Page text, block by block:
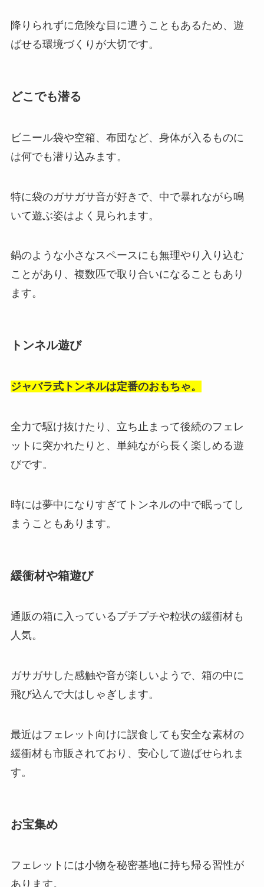
降りられずに危険な目に遭うこともあるため、遊
ばせる環境づくりが大切です。
どこでも潜る
ビニール袋や空箱、布団など、身体が入るものに
は何でも潜り込みます。
特に袋のガサガサ音が好きで、中で暴れながら鳴
いて遊ぶ姿はよく見られます。
鍋のような小さなスペースにも無理やり入り込む
ことがあり、複数匹で取り合いになることもあり
ます。
トンネル遊び
ジャバラ式トンネルは定番のおもちゃ。
全力で駆け抜けたり、立ち止まって後続のフェレ
ットに突かれたりと、単純ながら長く楽しめる遊
びです。
時には夢中になりすぎてトンネルの中で眠ってし
まうこともあります。
緩衝材や箱遊び
通販の箱に入っているプチプチや粒状の緩衝材も
人気。
ガサガサした感触や音が楽しいようで、箱の中に
飛び込んで大はしゃぎします。
最近はフェレット向けに誤食しても安全な素材の
緩衝材も市販されており、安心して遊ばせられま
す。
お宝集め
フェレットには小物を秘密基地に持ち帰る習性が
あります。